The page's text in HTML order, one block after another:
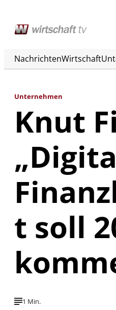
NachrichtenWirtschaft
Unternehmen
Knut
t soll
1 Min.